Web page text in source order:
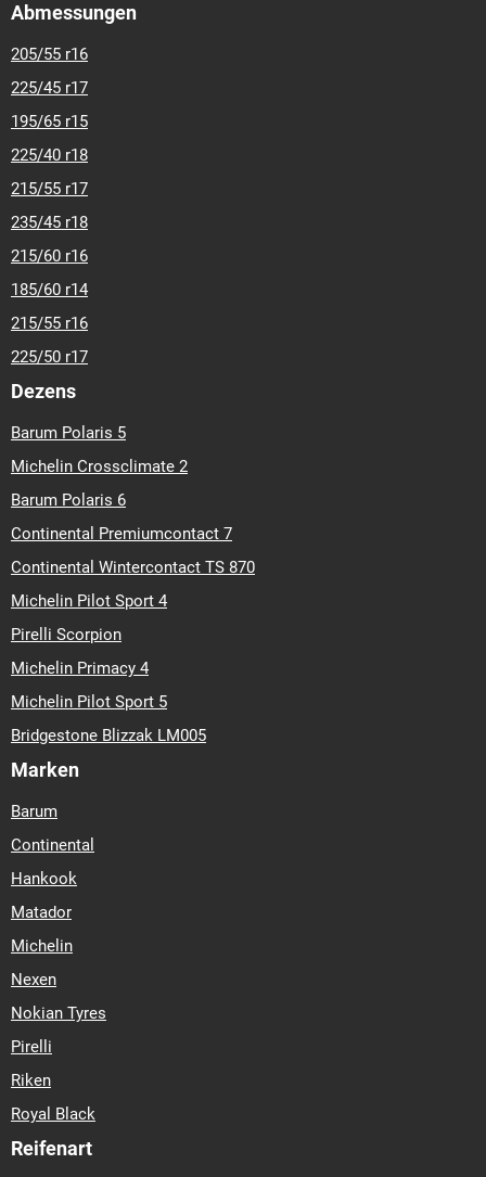
Abmessungen
205/55 r16
225/45 r17
195/65 r15
225/40 r18
215/55 r17
235/45 r18
215/60 r16
185/60 r14
215/55 r16
225/50 r17
Dezens
Barum Polaris 5
Michelin Crossclimate 2
Barum Polaris 6
Continental Premiumcontact 7
Continental Wintercontact TS 870
Michelin Pilot Sport 4
Pirelli Scorpion
Michelin Primacy 4
Michelin Pilot Sport 5
Bridgestone Blizzak LM005
Marken
Barum
Continental
Hankook
Matador
Michelin
Nexen
Nokian Tyres
Pirelli
Riken
Royal Black
Reifenart